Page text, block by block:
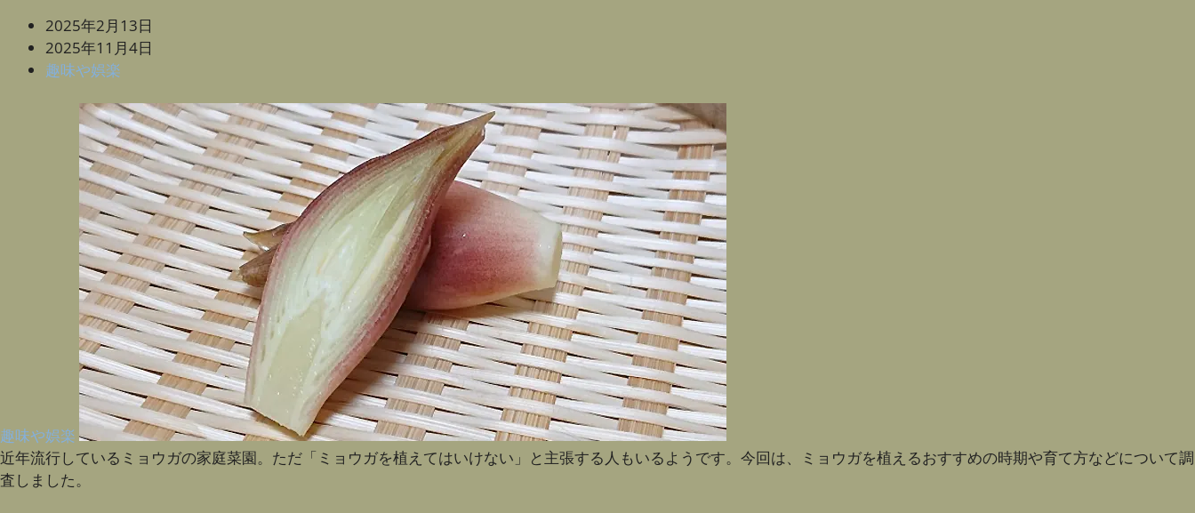
2025年2月13日
2025年11月4日
趣味や娯楽
趣味や娯楽
近年流行しているミョウガの家庭菜園。ただ「ミョウガを植えてはいけない」と主張する人もいるようです。今回は、ミョウガを植えるおすすめの時期や育て方などについて調
査しました。